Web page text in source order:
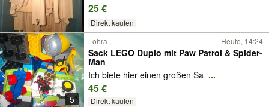
25 €
Direkt kaufen
5
Lohra Heute, 14:24
Sack LEGO Duplo mit Paw Patrol & Spider-
Man
Ich biete hier einen großen Sa ...
45 €
Direkt kaufen